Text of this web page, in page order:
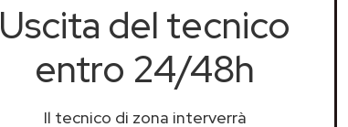
Uscita del tecnico
entro 24/48h
Il tecnico di zona interverrà